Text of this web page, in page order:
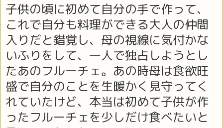
子供の頃に初めて自分の手で作って、
これで自分も料理ができる大人の仲間
入りだと錯覚し、母の視線に気付かな
いふりをして、一人で独占しようとし
たあのフルーチェ。あの時母は食欲旺
盛で自分のことを生暖かく見守ってく
れていたけど、本当は初めて子供が作
ったフルーチェを少しだけ食べたいと